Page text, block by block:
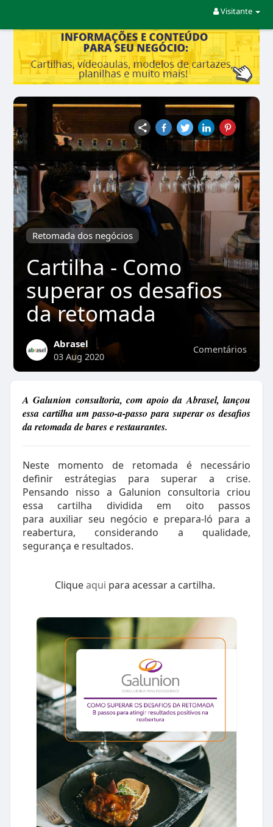
Visitante
Retomada dos negócios
Cartilha - Como
superar os desafios
da retomada
Comentários
Abrasel
03 Aug 2020
A Galunion consultoria, com apoio da Abrasel, lançou
essa cartilha um passo-a-passo para superar os desafios
da retomada de bares e restaurantes.
Neste momento de retomada é necessário
definir estrátegias para superar a crise.
Pensando nisso a Galunion consultoria criou
essa cartilha dividida em oito passos
para auxiliar seu negócio e prepara-ló para a
reabertura, considerando a qualidade,
segurança e resultados.
Cliqueaqui para acessar a cartilha.